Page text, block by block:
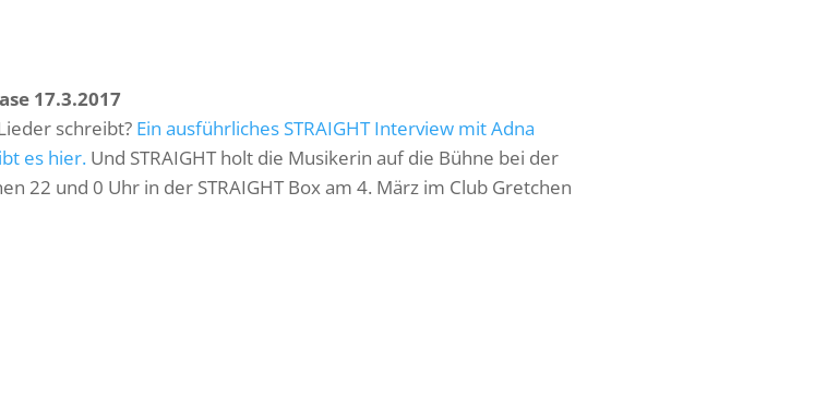
17.3.2017
schreibt? Ein ausführliches STRAIGHT Interview mit Adna
es hier. Und STRAIGHT holt die Musikerin auf die Bühne bei der
22 und 0 Uhr in der STRAIGHT Box am 4. März im Club Gretchen